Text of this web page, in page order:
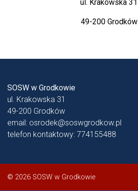
ul. Krakowska 31
49-200 Grodków
SOSW w Grodkowie
ul. Krakowska 31
49-200 Grodków
email: osrodek@soswgrodkow.pl
telefon kontaktowy: 774155488
© 2026 SOSW w Grodkowie